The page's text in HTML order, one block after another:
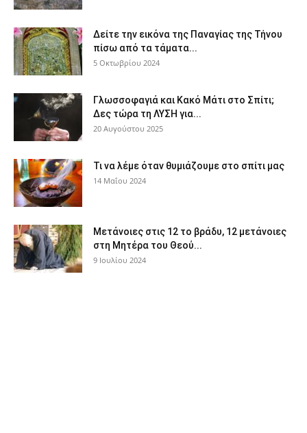
Δείτε την εικόνα της Παναγίας της Τήνου
πίσω από τα τάματα...
5 Οκτωβρίου 2024
Γλωσσοφαγιά και Κακό Μάτι στο Σπίτι;
Δες τώρα τη ΛΥΣΗ για...
20 Αυγούστου 2025
Τι να λέμε όταν θυμιάζουμε στο σπίτι μας
14 Μαΐου 2024
Μετάνοιες στις 12 το βράδυ, 12 μετάνοιες
στη Μητέρα του Θεού...
9 Ιουλίου 2024